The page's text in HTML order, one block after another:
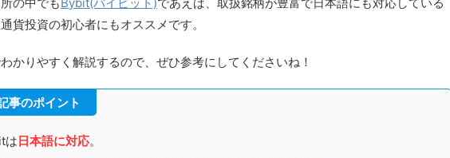
貨投資の初心者にもオススメです。
かりやすく解説するので、ぜひ参考にしてくださいね！
事のポイント
は日本語に対応。